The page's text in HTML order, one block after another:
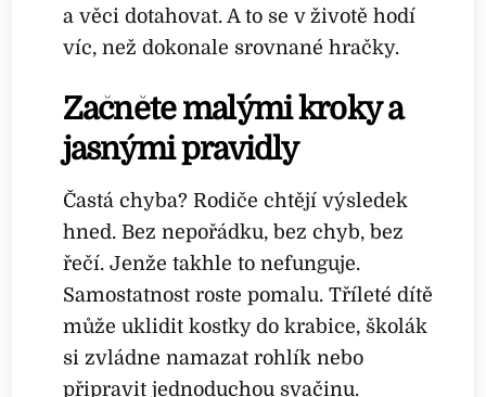
a věci dotahovat. A to se v životě hodí
víc, než dokonale srovnané hračky.
Začněte malými kroky a
jasnými pravidly
Častá chyba? Rodiče chtějí výsledek
hned. Bez nepořádku, bez chyb, bez
řečí. Jenže takhle to nefunguje.
Samostatnost roste pomalu. Tříleté dítě
může uklidit kostky do krabice, školák
si zvládne namazat rohlík nebo
připravit jednoduchou svačinu.